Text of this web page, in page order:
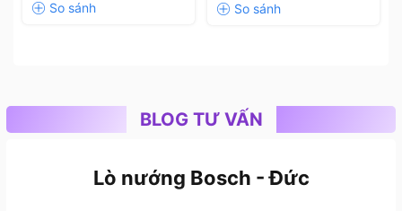
BLOG TƯ VẤN
Lò nướng Bosch - Đức